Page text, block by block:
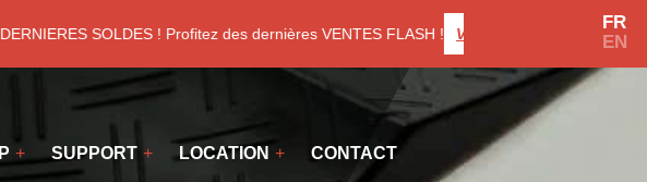
SOLDES ! Profitez des dernières VENTES FLASH ! Voir les promotions
SUPPORT LOCATION CONTACT
FR
EN